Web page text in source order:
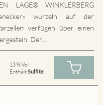
LAGE® WINKLERBERG
wurzeln auf der
verfügen über einen
Der...
13 % Vol
EnthältSulfite